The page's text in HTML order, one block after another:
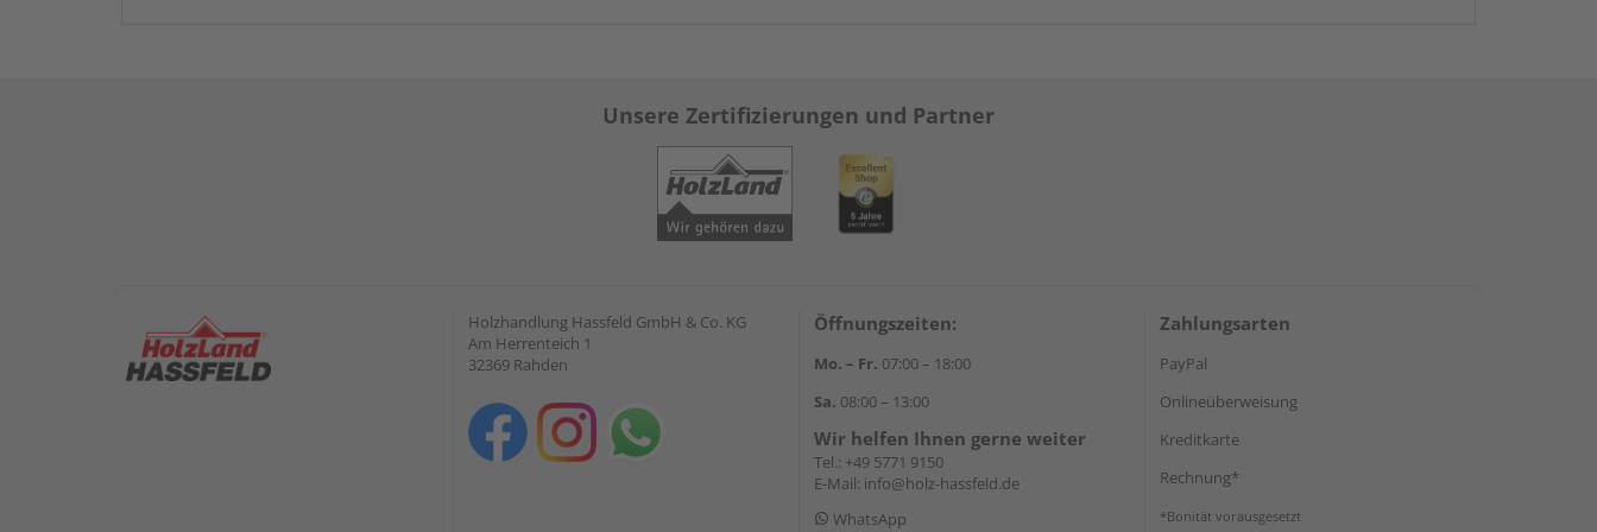
Unsere Zertifizierungen und Partner
Holzhandlung Hassfeld GmbH & Co. KG
Am Herrenteich 1
32369 Rahden
Öffnungszeiten:
Mo. – Fr. 07:00 – 18:00
Sa. 08:00 – 13:00
Wir helfen Ihnen gerne weiter
Tel.: +49 5771 9150
E-Mail: info@holz-hassfeld.de
WhatsApp
Zahlungsarten
PayPal
Onlineüberweisung
Kreditkarte
Rechnung*
*Bonität vorausgesetzt